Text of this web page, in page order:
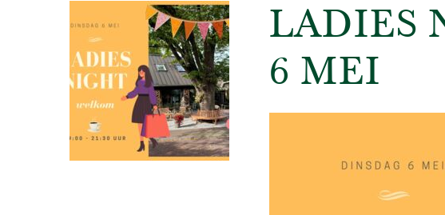
LADIES
6 MEI